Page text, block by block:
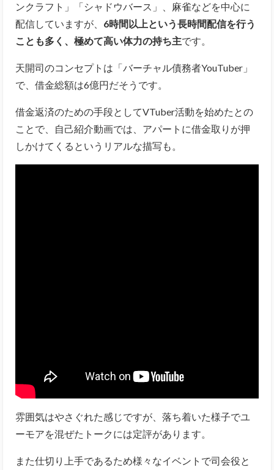
ンクラフト」「シャドウバース」、麻雀などを中心に
配信していますが、 6時間以上という長時間配信を行う
ことも多く、極めて高い体力の持ち主です。
天開司のコンセプトは「バーチャル債務者YouTuber」
で、借金総額は6億円だそうです。
借金返済のための手段としてVTuber活動を始めたとの
ことで、自己紹介動画では、アパートに借金取りが押
しかけてくるというリアルな描写も。
雰囲気はやさぐれた感じですが、落ち着いた様子でユ
ーモアを混ぜたトークには定評があります。
また仕切り上手であるため様々なイベントで司会役と